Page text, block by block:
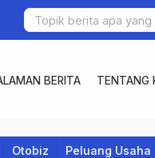
BERITA TENTANG
Otobiz Peluang Usaha